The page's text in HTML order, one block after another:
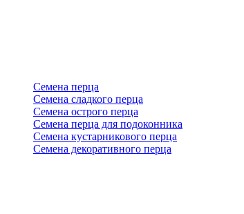
Семена перца
Семена сладкого перца
Семена острого перца
Семена перца для подоконника
Семена кустарникового перца
Семена декоративного перца